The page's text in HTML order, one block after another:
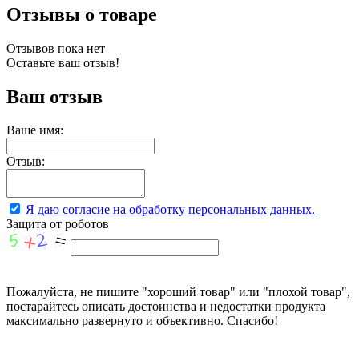
Отзывы о товаре
Отзывов пока нет
Оставьте ваш отзыв!
Ваш отзыв
Ваше имя:
Отзыв:
Я даю согласие на обработку персональных данных.
Защита от роботов
Пожалуйста, не пишите "хороший товар" или "плохой товар",
постарайтесь описать достоинства и недостатки продукта
максимально развернуто и объективно. Спасибо!